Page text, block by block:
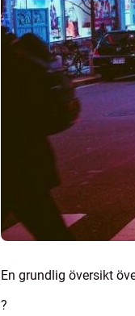
En grundlig översikt
?